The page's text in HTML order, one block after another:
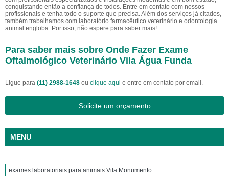
conquistando então a confiança de todos. Entre em contato com nossos
profissionais e tenha todo o suporte que precisa. Além dos serviços já citados,
também trabalhamos com laboratório farmacêutico veterinário e odontologia
animal engloba. Por isso, não espere para saber mais!
Para saber mais sobre Onde Fazer Exame
Oftalmológico Veterinário Vila Água Funda
Ligue para (11) 2988-1648 ou clique aqui e entre em contato por email.
Solicite um orçamento
MENU
exames laboratoriais para animais Vila Monumento